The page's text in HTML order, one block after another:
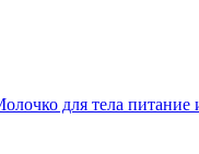
для тела питание